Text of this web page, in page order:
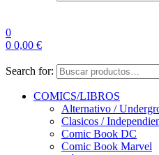
0
0 0,00 €
Search for:
COMICS/LIBROS
Alternativo /
Clasicos /
Comic Book DC
Comic Book Marvel